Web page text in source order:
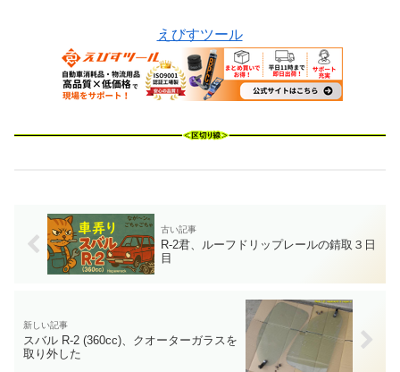
えびすツール
R-2君、ルーフドリップレールの錆取３日
目
スバル R-2 (360cc)、クオーターガラスを
取り外した